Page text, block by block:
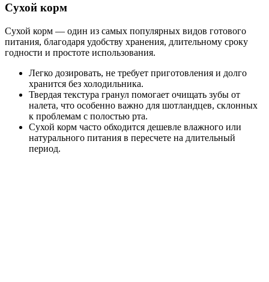
Сухой корм
Сухой корм — один из самых популярных видов готового
питания, благодаря удобству хранения, длительному сроку
годности и простоте использования.
Легко дозировать, не требует приготовления и долго
хранится без холодильника.
Твердая текстура гранул помогает очищать зубы от
налета, что особенно важно для шотландцев, склонных
к проблемам с полостью рта.
Сухой корм часто обходится дешевле влажного или
натурального питания в пересчете на длительный
период.